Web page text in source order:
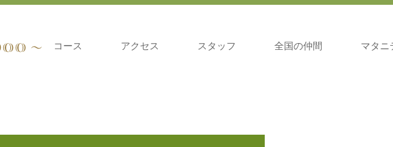
コース アクセス スタッフ 全国の仲間 マタニ